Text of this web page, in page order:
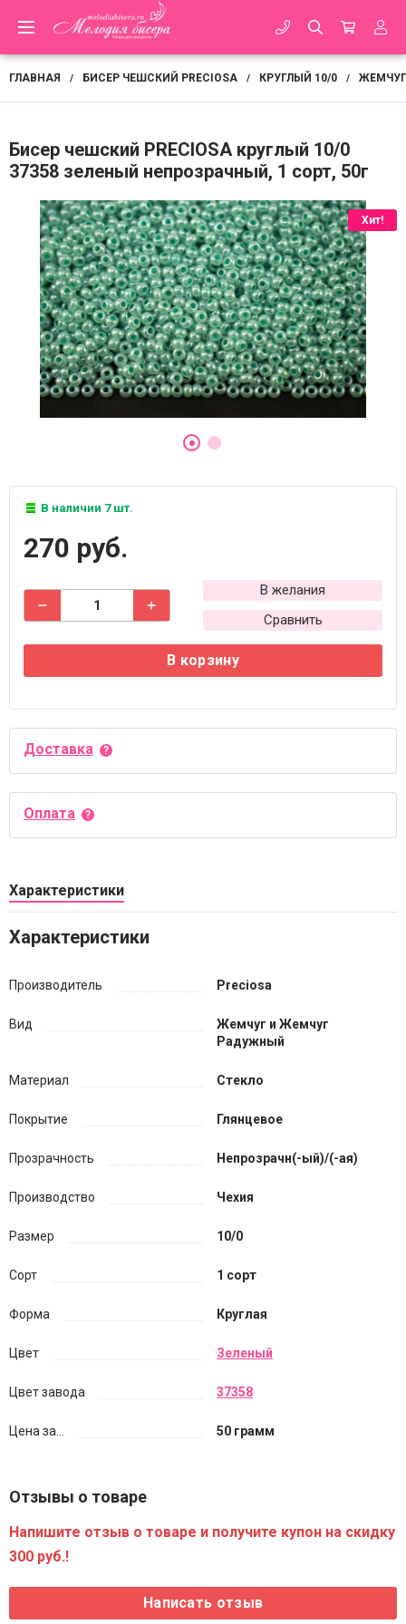
ГЛАВНАЯ / БИСЕР ЧЕШСКИЙ PRECIOSA / КРУГЛЫЙ 10/0 /
Бисер чешский PRECIOSA круглый 10/0
37358 зеленый непрозрачный, 1 сорт, 50г
Хит!
В наличии 7 шт.
270 руб.
В желания
Сравнить
В корзину
Доставка
Оплата
Характеристики
Характеристики
Производитель Preciosa
Вид
Жемчуг и Жемчуг
Радужный
Материал Стекло
Покрытие Глянцевое
Прозрачность Непрозрачн(-ый)/(-ая)
Производство Чехия
Размер 10/0
Сорт 1 сорт
Форма Круглая
Цвет Зеленый
Цвет завода 37358
Цена за... 50 грамм
Отзывы о товаре
Напишите отзыв о товаре и получите купон на скидку
300 руб.!